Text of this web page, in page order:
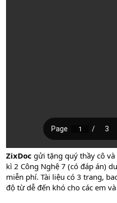
ZixDoc gửi tặng quý thầy cô
kì 2 Công Nghệ 7 (có đáp án)
miễn phí. Tài liệu có 3 trang,
độ từ dễ đến khó cho các em